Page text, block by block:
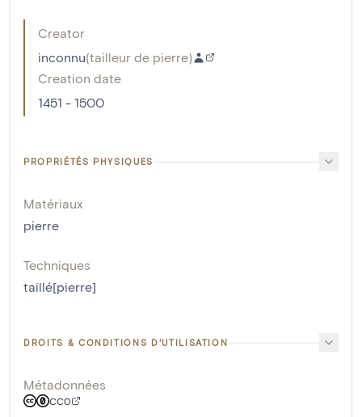
Creator
inconnu(tailleur de pierre)
Creation date
1451 - 1500
PROPRIÉTÉS PHYSIQUES
Matériaux
pierre
Techniques
taillé[pierre]
DROITS & CONDITIONS D'UTILISATION
Métadonnées
CC0